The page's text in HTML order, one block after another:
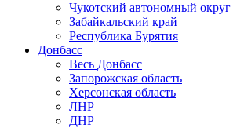
Чукотский автономный округ
Забайкальский край
Республика Бурятия
Донбасс
Весь Донбасс
Запорожская область
Херсонская область
ЛНР
ДНР